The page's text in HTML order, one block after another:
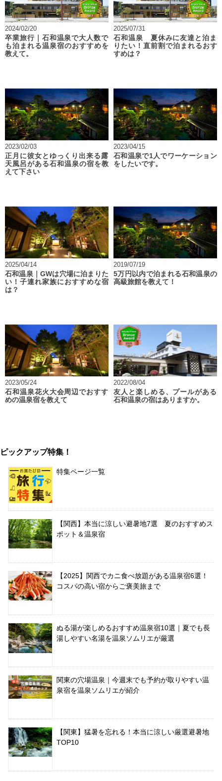
2024/02/20
卒業旅行｜石和温泉で大人数で
も泊まれる温泉宿のおすすめを
教えて。
2025/07/31
石和温泉 夏休みに友達と泊ま
りたい！直前割で泊まれるおす
すめは？
2023/02/03
正月に彼女とゆっくり出来る露
天風呂がある石和温泉の宿を教
えて下さい
2023/04/15
石和温泉で1人でワーケーション
をしたいです。
2025/04/14
石和温泉｜GWは穴場に泊まりた
い！子連れ家族におすすめな宿
は？
2019/07/19
5万円以内で泊まれる石和温泉の
高級旅館を教えて！
2023/05/24
石和温泉花火大会周辺でおすす
めの温泉宿を教えて
2022/08/04
友人と楽しめる、プールがある
石和温泉の宿はありますか。
ピックアップ特集！
特集ページ一覧
【関西】本当に涼しい避暑地7選 夏のおすすめス
ポット＆温泉宿
【2025】関西でカニ食べ放題がある温泉宿6選！
コスパの高い宿からご褒美旅まで
ぬる湯が楽しめるおすすめ温泉宿10選｜夏でも長
湯しやすい名湯を温泉ソムリエが厳選
関東の穴場温泉｜今週末でも予約が取りやすい温
泉宿を温泉ソムリエが紹介
【関東】猛暑を忘れる！本当に涼しい厳選避暑地
TOP10